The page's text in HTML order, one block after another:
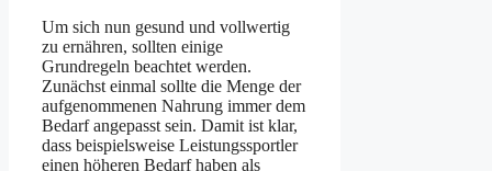
Um sich nun gesund und vollwertig
zu ernähren, sollten einige
Grundregeln beachtet werden.
Zunächst einmal sollte die Menge der
aufgenommenen Nahrung immer dem
Bedarf angepasst sein. Damit ist klar,
dass beispielsweise Leistungssportler
einen höheren Bedarf haben als